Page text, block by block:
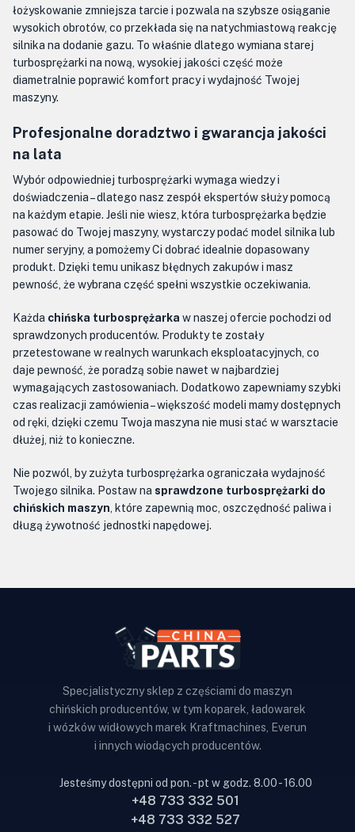
łożyskowanie zmniejsza tarcie i pozwala na szybsze osiąganie
wysokich obrotów, co przekłada się na natychmiastową reakcję
silnika na dodanie gazu. To właśnie dlatego wymiana starej
turbosprężarki na nową, wysokiej jakości część może
diametralnie poprawić komfort pracy i wydajność Twojej
maszyny.
Profesjonalne doradztwo i gwarancja jakości
na lata
Wybór odpowiedniej turbosprężarki wymaga wiedzy i
doświadczenia – dlatego nasz zespół ekspertów służy pomocą
na każdym etapie. Jeśli nie wiesz, która turbosprężarka będzie
pasować do Twojej maszyny, wystarczy podać model silnika lub
numer seryjny, a pomożemy Ci dobrać idealnie dopasowany
produkt. Dzięki temu unikasz błędnych zakupów i masz
pewność, że wybrana część spełni wszystkie oczekiwania.
Każda chińska turbosprężarka w naszej ofercie pochodzi od
sprawdzonych producentów. Produkty te zostały
przetestowane w realnych warunkach eksploatacyjnych, co
daje pewność, że poradzą sobie nawet w najbardziej
wymagających zastosowaniach. Dodatkowo zapewniamy szybki
czas realizacji zamówienia – większość modeli mamy dostępnych
od ręki, dzięki czemu Twoja maszyna nie musi stać w warsztacie
dłużej, niż to konieczne.
Nie pozwól, by zużyta turbosprężarka ograniczała wydajność
Twojego silnika. Postaw na sprawdzone turbosprężarki do
chińskich maszyn , które zapewnią moc, oszczędność paliwa i
długą żywotność jednostki napędowej.
Specjalistyczny sklep z częściami do maszyn
chińskich producentów, w tym koparek, ładowarek
i wózków widłowych marek Kraftmachines, Everun
i innych wiodących producentów.
Jesteśmy dostępni od pon. - pt w godz. 8.00 - 16.00
+48 733 332 501
+48 733 332 527